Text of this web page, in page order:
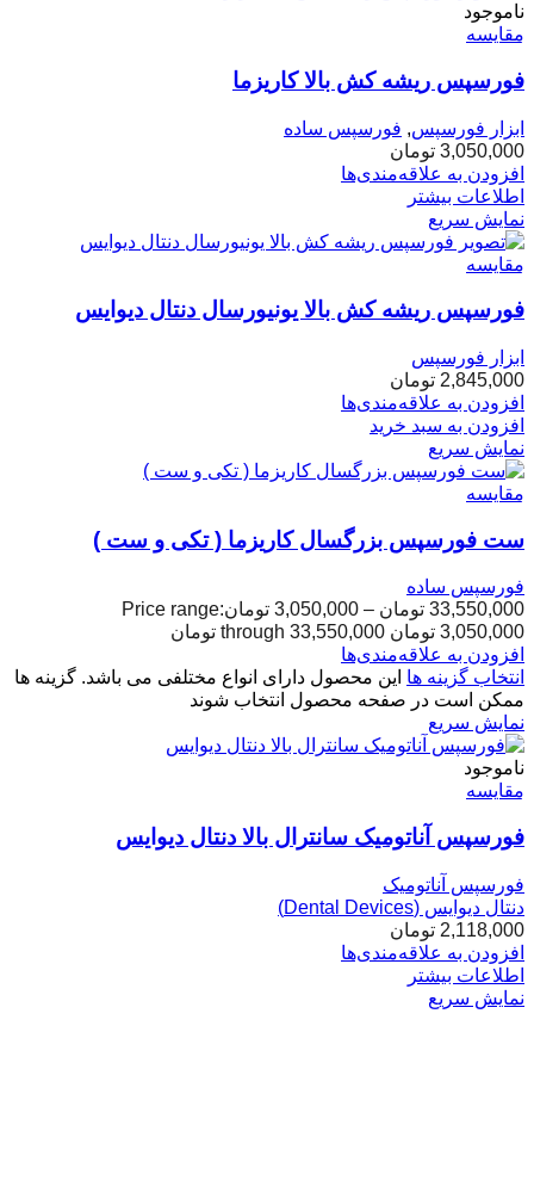
ناموجود
مقایسه
فورسپس ریشه کش بالا کاریزما
ابزار فورسپس, فورسپس ساده
3,050,000 تومان
افزودن به علاقه‌مندی‌ها
اطلاعات بیشتر
نمایش سریع
مقایسه
فورسپس ریشه کش بالا یونیورسال دنتال دیوایس
ابزار فورسپس
2,845,000 تومان
افزودن به علاقه‌مندی‌ها
افزودن به سبد خرید
نمایش سریع
مقایسه
ست فورسپس بزرگسال کاریزما ( تکی و ست )
فورسپس ساده
33,550,000 تومان –
3,050,000 تومانPrice range:
3,050,000 تومان through 33,550,000 تومان
افزودن به علاقه‌مندی‌ها
انتخاب گزینه ها این محصول دارای انواع مختلفی می باشد. گزینه ها
ممکن است در صفحه محصول انتخاب شوند
نمایش سریع
ناموجود
مقایسه
فورسپس آناتومیک سانترال بالا دنتال دیوایس
فورسپس آناتومیک
دنتال دیوایس (Dental Devices)
2,118,000 تومان
افزودن به علاقه‌مندی‌ها
اطلاعات بیشتر
نمایش سریع